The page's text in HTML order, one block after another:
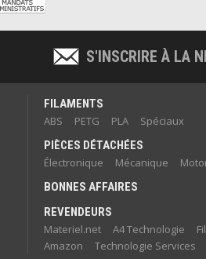
S'INSCRIRE À LA
FILAMENTS
ABS
PETG PLA
Spéciaux
PIÈCES DÉTACHÉES
Électronique
Mécanique
BONNES AFFAIRES
REVENDEURS
Materiel.net
A4 Technologie
Amazon
Technologie Services